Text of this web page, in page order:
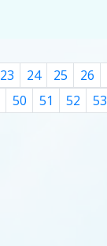
23 24 25 26
50 51 52 53